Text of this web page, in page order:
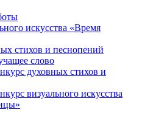
искусства «Время
стихов и песнопений
слово
духовных стихов и
визуального искусства